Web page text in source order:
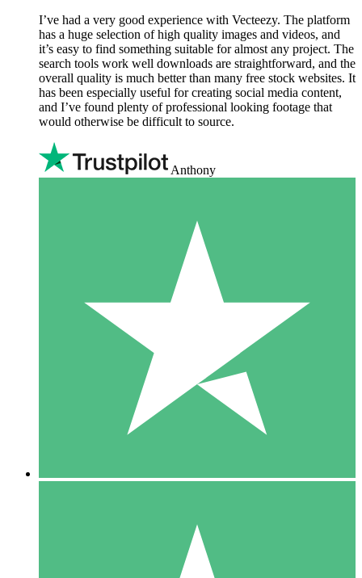
I’ve had a very good experience with Vecteezy. The platform
has a huge selection of high quality images and videos, and
it’s easy to find something suitable for almost any project. The
search tools work well downloads are straightforward, and the
overall quality is much better than many free stock websites. It
has been especially useful for creating social media content,
and I’ve found plenty of professional looking footage that
would otherwise be difficult to source.
Anthony